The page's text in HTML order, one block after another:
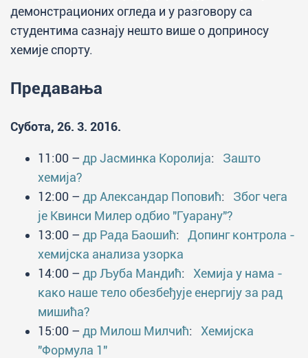
демонстрационих огледа и у разговору са
студентима сазнају нешто више о доприносу
хемије спорту.
Предавања
Субота, 26. 3. 2016.
11:00 – др Јасминка Королија: Зашто
хемија?
12:00 – др Александар Поповић: Због чега
је Квинси Милер одбио "Гуарану"?
13:00 – др Рада Баошић: Допинг контрола -
хемијска анализа узорка
14:00 – др Љуба Мандић: Хемија у нама -
како наше тело обезбеђује енергију за рад
мишића?
15:00 – др Милош Милчић: Хемијска
"Формула 1"